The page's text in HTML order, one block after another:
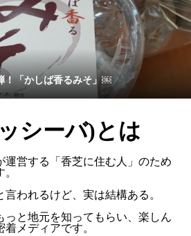
！「かしば香るみそ」￼
シーバ)とは
運営する「香芝に住む人」のため
われるけど、実は結構ある。
っと地元を知ってもらい、楽しん
メディアです。